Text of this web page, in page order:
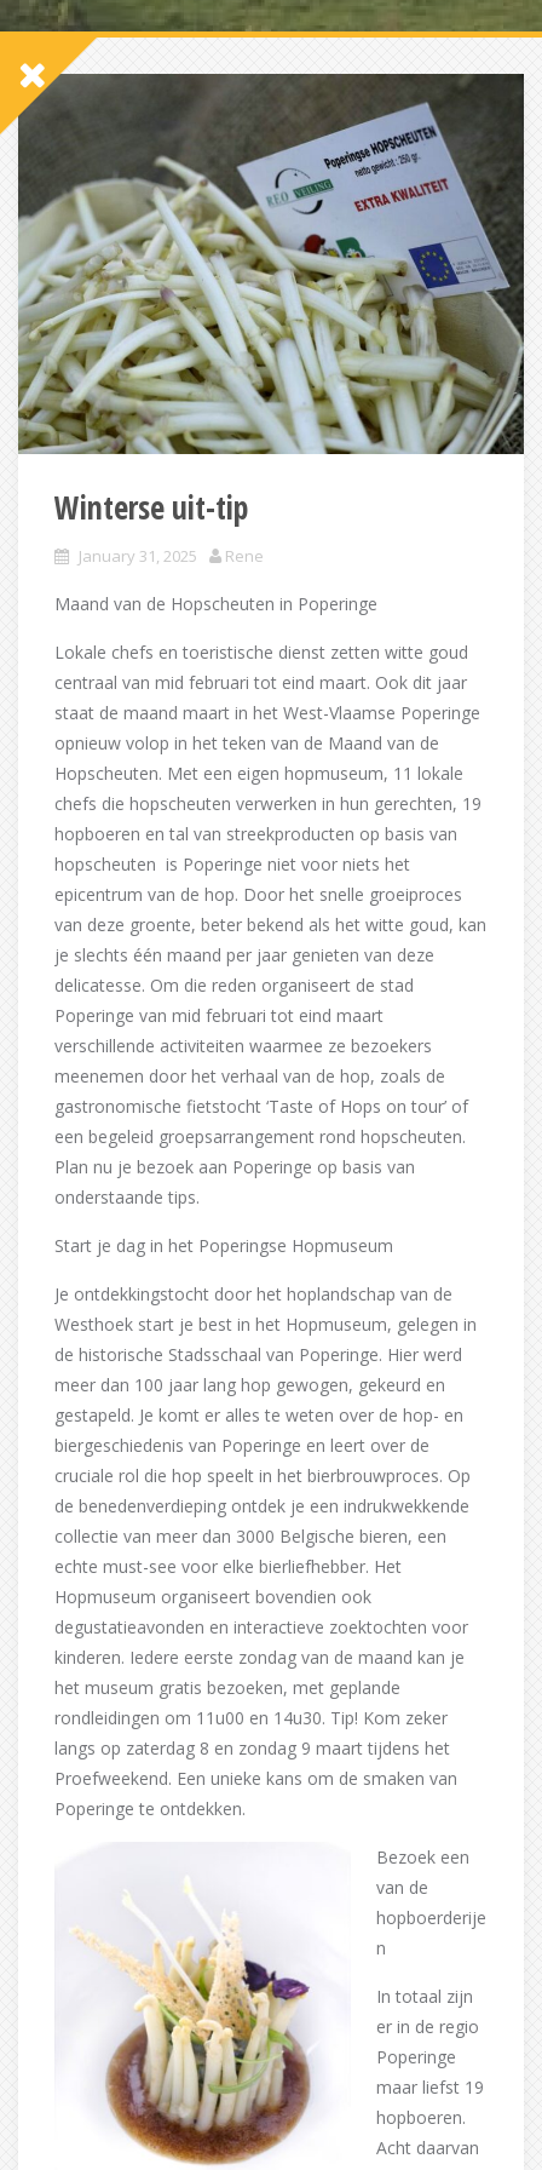
Winterse uit-tip
January 31, 2025 Rene
Maand van de Hopscheuten in Poperinge
Lokale chefs en toeristische dienst zetten witte goud
centraal van mid februari tot eind maart. Ook dit jaar
staat de maand maart in het West-Vlaamse Poperinge
opnieuw volop in het teken van de Maand van de
Hopscheuten. Met een eigen hopmuseum, 11 lokale
chefs die hopscheuten verwerken in hun gerechten, 19
hopboeren en tal van streekproducten op basis van
hopscheuten ​ is Poperinge niet voor niets het
epicentrum van de hop. Door het snelle groeiproces
van deze groente, beter bekend als het witte goud, kan
je slechts één maand per jaar genieten van deze
delicatesse. Om die reden organiseert de stad
Poperinge van mid februari tot eind maart
verschillende activiteiten waarmee ze bezoekers
meenemen door het verhaal van de hop, zoals de
gastronomische fietstocht ‘Taste of Hops on tour’ of
een begeleid groepsarrangement rond hopscheuten. ​
Plan nu je bezoek aan Poperinge op basis van
onderstaande tips.
Start je dag in het Poperingse Hopmuseum
Je ontdekkingstocht door het hoplandschap van de
Westhoek start je best in het Hopmuseum, gelegen in
de historische Stadsschaal van Poperinge. Hier werd
meer dan 100 jaar lang hop gewogen, gekeurd en
gestapeld. Je komt er alles te weten over de hop- en
biergeschiedenis van Poperinge en leert over de
cruciale rol die hop speelt in het bierbrouwproces. Op
de benedenverdieping ontdek je een indrukwekkende
collectie van meer dan 3000 Belgische bieren, een
echte must-see voor elke bierliefhebber. Het
Hopmuseum organiseert bovendien ook
degustatieavonden en interactieve zoektochten voor
kinderen. Iedere eerste zondag van de maand kan je
het museum gratis bezoeken, met geplande
rondleidingen om 11u00 en 14u30. Tip! Kom zeker
langs op zaterdag 8 en zondag 9 maart tijdens het
Proefweekend. Een unieke kans om de smaken van
Poperinge te ontdekken.
Bezoek een
van de
hopboerderije
n
In totaal zijn
er in de regio
Poperinge
maar liefst 19
hopboeren.
Acht daarvan